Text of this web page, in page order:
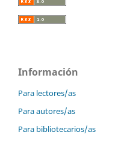
Información
Para lectores/as
Para autores/as
Para bibliotecarios/as